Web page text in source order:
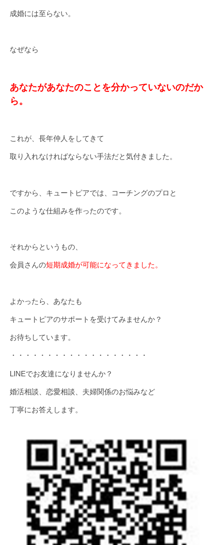
成婚には至らない。
なぜなら
あなたがあなたのことを分かっていないのだか
ら。
これが、長年仲人をしてきて
取り入れなければならない手法だと気付きました。
ですから、キュートピアでは、コーチングのプロと
このような仕組みを作ったのです。
それからというもの、
会員さんの短期成婚が可能になってきました。
よかったら、あなたも
キュートピアのサポートを受けてみませんか？
お待ちしています。
・・・・・・・・・・・・・・・・・・・
LINEでお友達になりませんか？
婚活相談、恋愛相談、夫婦関係のお悩みなど
丁寧にお答えします。